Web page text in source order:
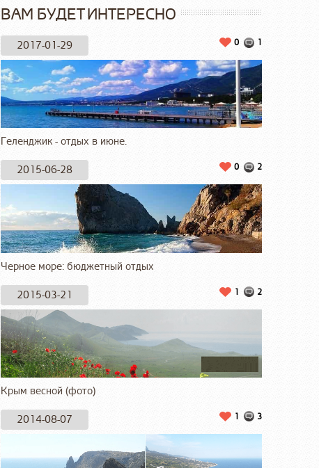
ВАМ БУДЕТ ИНТЕРЕСНО
2017-01-29 1
0
Геленджик - отдых в июне.
2015-06-28 2
0
Черное море: бюджетный отдых
2015-03-21 2
1
Крым весной (фото)
2014-08-07 3
1